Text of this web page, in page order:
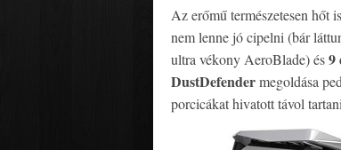
Az erőmű természetesen hőt
nem lenne jó cipelni (bár
ultra vékony AeroBlade) és9
DustDefendermegoldása
porcicákat hivatott távol